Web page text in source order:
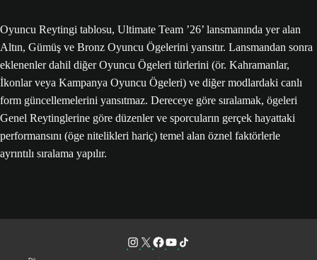
Oyuncu Reytingi tablosu, Ultimate Team ’26’ lansmanında yer alan
Altın, Gümüş ve Bronz Oyuncu Ögelerini yansıtır. Lansmandan sonra
eklenenler dahil diğer Oyuncu Ögeleri türlerini (ör. Kahramanlar,
İkonlar veya Kampanya Oyuncu Ögeleri) ve diğer modlardaki canlı
form güncellemelerini yansıtmaz. Dereceye göre sıralamak, ögeleri
Genel Reytinglerine göre düzenler ve sporcuların gerçek hayattaki
performansını (öge nitelikleri hariç) temel alan öznel faktörlerle
ayrıntılı sıralama yapılır.